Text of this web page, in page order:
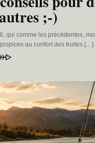
;-)
qui comme les précédentes,
au confort des truites […]